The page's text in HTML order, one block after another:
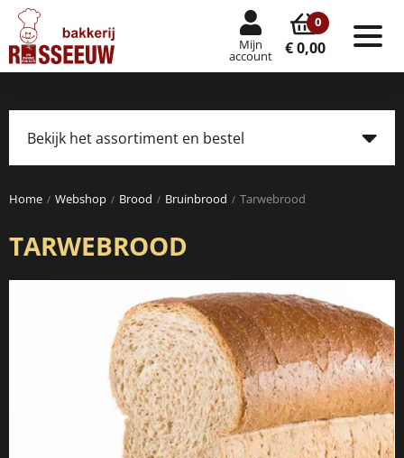
Mijn
account
0
€ 0,00
Bekijk het assortiment en bestel
Home Webshop Brood Bruinbrood Tarwebrood
TARWEBROOD